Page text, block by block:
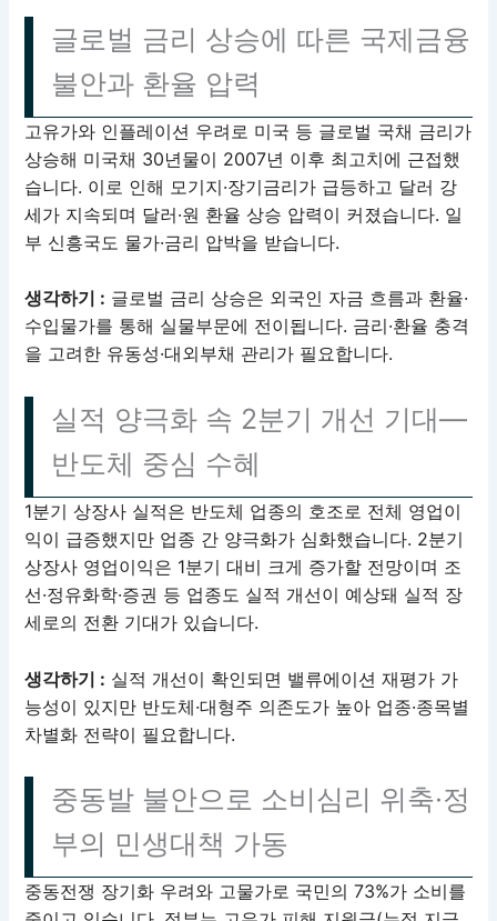
글로벌 금리 상승에 따른 국제금융
불안과 환율 압력
고유가와 인플레이션 우려로 미국 등 글로벌 국채 금리가
상승해 미국채 30년물이 2007년 이후 최고치에 근접했
습니다. 이로 인해 모기지·장기금리가 급등하고 달러 강
세가 지속되며 달러·원 환율 상승 압력이 커졌습니다. 일
부 신흥국도 물가·금리 압박을 받습니다.
생각하기 : 글로벌 금리 상승은 외국인 자금 흐름과 환율·
수입물가를 통해 실물부문에 전이됩니다. 금리·환율 충격
을 고려한 유동성·대외부채 관리가 필요합니다.
실적 양극화 속 2분기 개선 기대—
반도체 중심 수혜
1분기 상장사 실적은 반도체 업종의 호조로 전체 영업이
익이 급증했지만 업종 간 양극화가 심화했습니다. 2분기
상장사 영업이익은 1분기 대비 크게 증가할 전망이며 조
선·정유화학·증권 등 업종도 실적 개선이 예상돼 실적 장
세로의 전환 기대가 있습니다.
생각하기 : 실적 개선이 확인되면 밸류에이션 재평가 가
능성이 있지만 반도체·대형주 의존도가 높아 업종·종목별
차별화 전략이 필요합니다.
중동발 불안으로 소비심리 위축·정
부의 민생대책 가동
중동전쟁 장기화 우려와 고물가로 국민의 73%가 소비를